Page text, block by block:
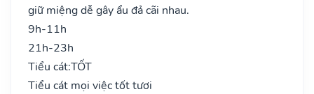
giữ miệng dễ gây ẩu đả cãi nhau.
9h-11h
21h-23h
Tiểu cát:TỐT
Tiểu cát mọi việc tốt tươi